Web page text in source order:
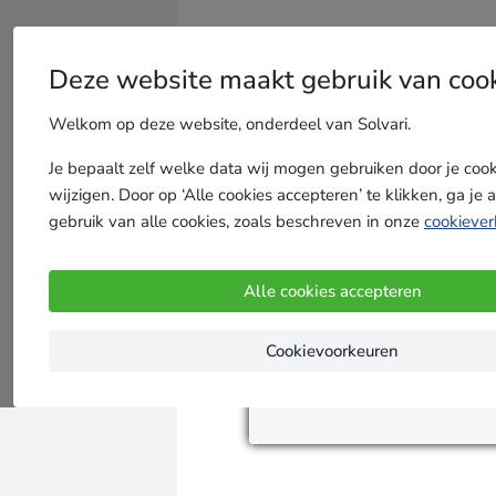
Deze website maakt gebruik van
Welkom op deze website, onderdeel van Solvari.
Je bepaalt zelf welke data wij mogen gebruiken door je
wijzigen. Door op ‘Alle cookies accepteren’ te klikken, ga je
gebruik van alle cookies, zoals beschreven in onze
Alle cookies accepteren
Cookievoorkeuren
Ontvang gratis en
Ontvang gratis
Je postcode